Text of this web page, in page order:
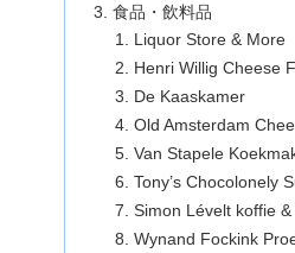
食品・飲料品
Liquor Store & More
Henri Willig Cheese
De Kaaskamer
Old Amsterdam
Van Stapele
Tony’s Chocolonely
Simon Lévelt koffie
Wynand Fockink